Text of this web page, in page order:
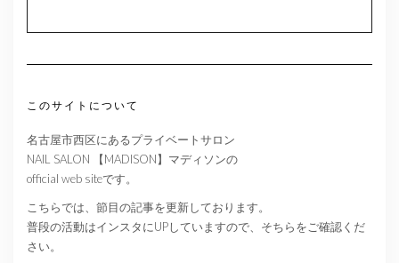
このサイトについて
名古屋市西区にあるプライベートサロン
NAIL SALON 【MADISON】マディソンの
official web siteです。
こちらでは、節目の記事を更新しております。
普段の活動はインスタにUPしていますので、そちらをご確認くだ
さい。